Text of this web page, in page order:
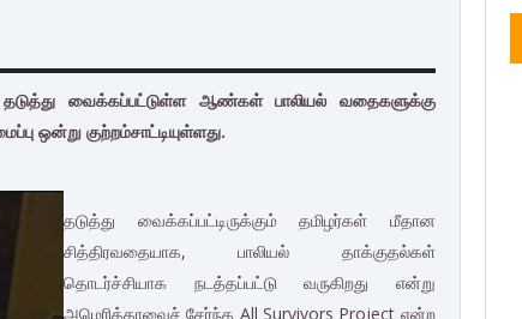
தடுத்து வைக்கப்பட்டுள்ள ஆண்கள் பாலியல் வதைகளுக்கு
ஒன்று குற்றம்சாட்டியுள்ளது.
தடுத்து வைக்கப்பட்டிருக்கும் தமிழர்கள் மீதான
சித்திரவதையாக, பாலியல் தாக்குதல்கள்
தொடர்ச்சியாக நடத்தப்பட்டு வருகிறது என்று
அமெரிக்காவைச் சேர்ந்த All Survivors Project என்ற